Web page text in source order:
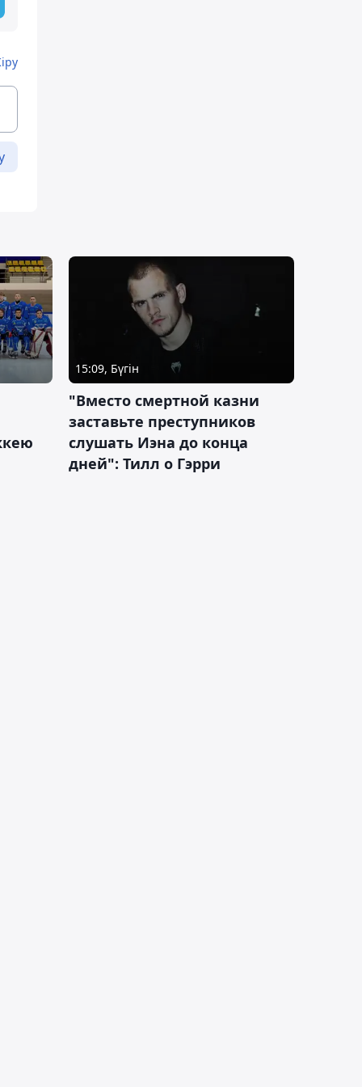
15:09, Бүгін
"Вместо смертной казни
заставьте преступников
слушать Иэна до конца
дней": Тилл о Гэрри